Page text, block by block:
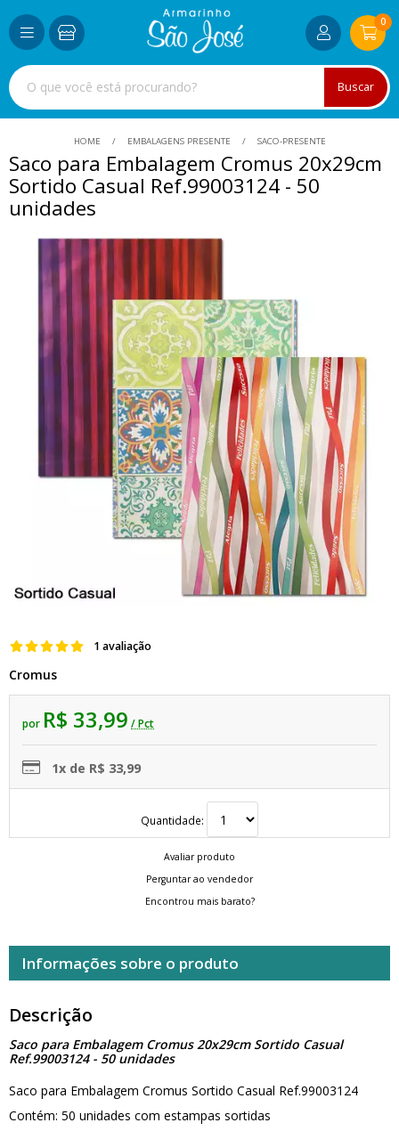
Buscar
0
HOME EMBALAGENS PRESENTE SACO-PRESENTE
Saco para Embalagem Cromus 20x29cm
Sortido Casual Ref.99003124 - 50
unidades
1 avaliação
Cromus
por R$ 33,99 / Pct
1x de R$ 33,99
Quantidade:
Avaliar produto
Perguntar ao vendedor
Encontrou mais barato?
Informações sobre o produto
Descrição
Saco para Embalagem Cromus 20x29cm Sortido Casual
Ref.99003124 - 50 unidades
Saco para Embalagem Cromus Sortido Casual Ref.99003124
Contém: 50 unidades com estampas sortidas